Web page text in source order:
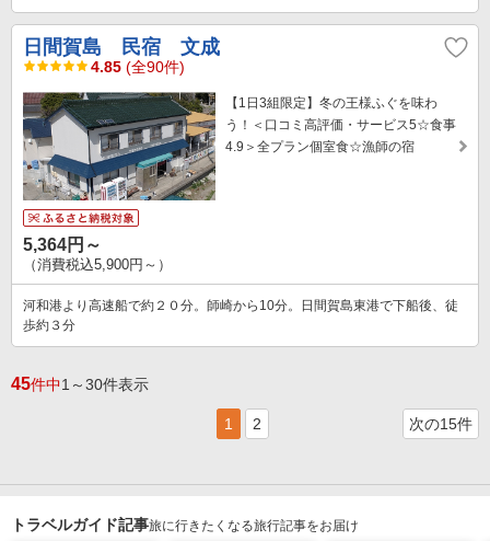
日間賀島 民宿 文成
4.85 (全90件)
【1日3組限定】冬の王様ふぐを味わ
う！＜口コミ高評価・サービス5☆食事
4.9＞全プラン個室食☆漁師の宿
5,364円～
（消費税込5,900円～）
河和港より高速船で約２０分。師崎から10分。日間賀島東港で下船後、徒
歩約３分
45件中1～30件表示
1 2 次の15件
トラベルガイド記事旅に行きたくなる旅行記事をお届け